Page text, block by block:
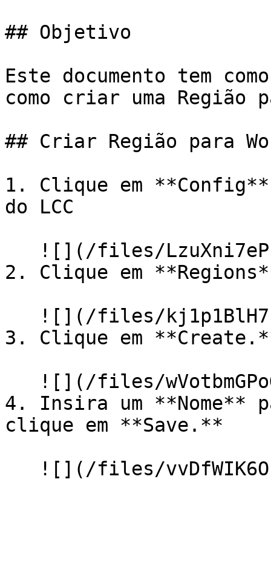
## Objetivo
Este documento tem
como criar uma Região
## Criar Região para
1. Clique em
do LCC
2. Clique em
3. Clique em
4. Insira um
clique em **Save.**